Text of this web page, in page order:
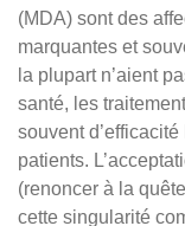
(MDA) sont des
marquantes et
la plupart n’aient
santé, les
souvent
patients.
(renoncer à la
cette singularité